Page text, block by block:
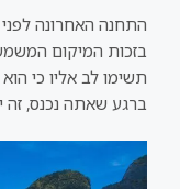
התחנה האחרונה
בזכות המיקום
תשימו לב אליו כי
ברגע שאתה נכנס, זה